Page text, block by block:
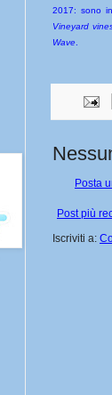
2017: sono
Vineyard
Wave
Posta
Post più
Iscriviti a: